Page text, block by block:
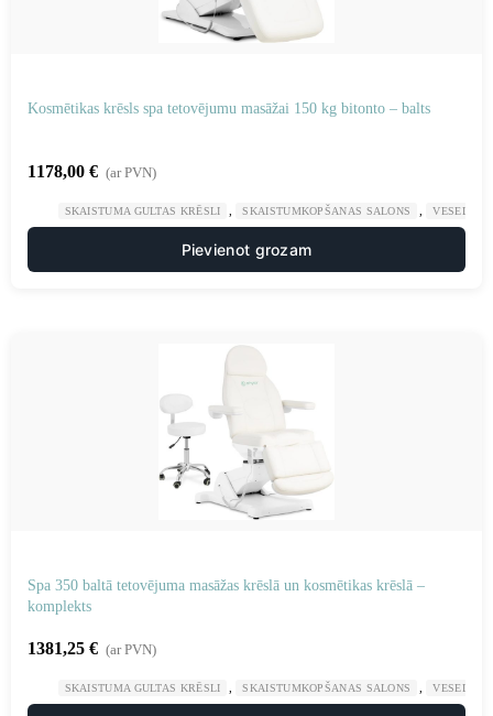
Kosmētikas krēsls spa tetovējumu masāžai 150 kg bitonto – balts
1178,00 € (ar PVN)
SKAISTUMA GULTAS KRĒSLI SKAISTUMKOPŠANAS SALONS VESELĪBA
Pievienot grozam
Spa 350 baltā tetovējuma masāžas krēslā un kosmētikas krēslā –
komplekts
1381,25 € (ar PVN)
SKAISTUMA GULTAS KRĒSLI SKAISTUMKOPŠANAS SALONS VESELĪBA